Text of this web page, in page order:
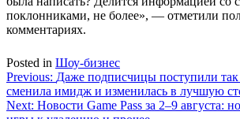
поклонниками, не более», — отметили
комментариях.
Posted in Шоу-бизнес
Навигация
по
Previous: Даже подписчицы поступили
сменила имидж и изменилась в лучшую
Next: Новости Game Pass за 2–9 августа: